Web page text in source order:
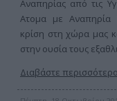
Αναπηρίας από τις
Ατομα με Αναπηρία
κρίση στη χώρα μας
στην ουσία τους
Διαβάστε